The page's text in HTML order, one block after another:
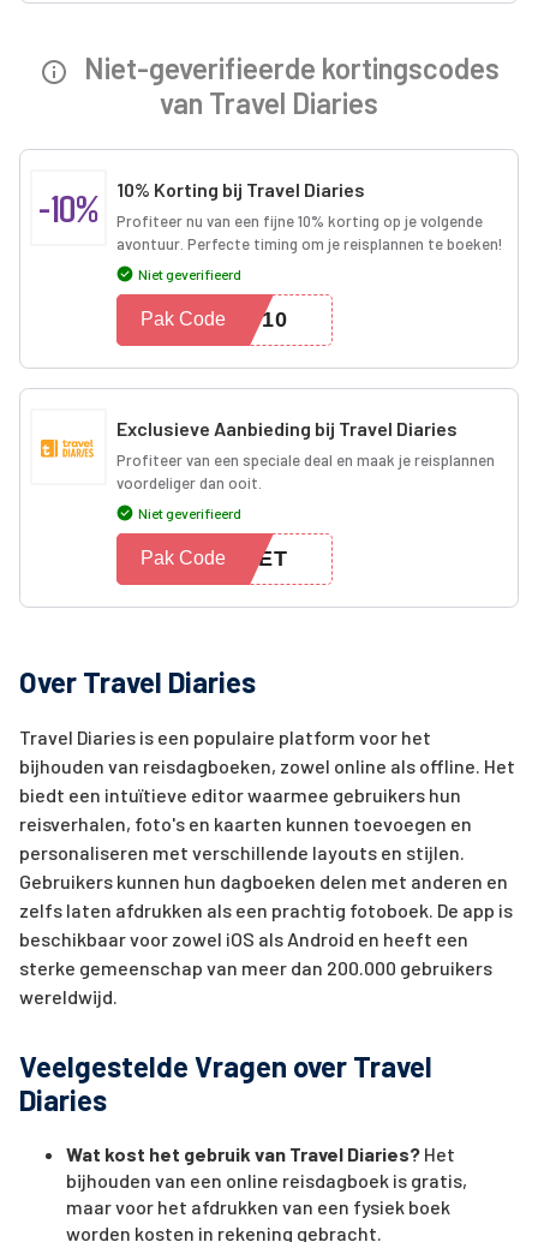
Niet-geverifieerde kortingscodes
van Travel Diaries
-10% 10% Korting bij Travel Diaries
Profiteer nu van een fijne 10% korting op je volgende
avontuur. Perfecte timing om je reisplannen te boeken!
Niet geverifieerd
ES10
Pak Code
Exclusieve Aanbieding bij Travel Diaries
Profiteer van een speciale deal en maak je reisplannen
voordeliger dan ooit.
Niet geverifieerd
EFET
Pak Code
Over Travel Diaries
Travel Diaries is een populaire platform voor het
bijhouden van reisdagboeken, zowel online als offline. Het
biedt een intuïtieve editor waarmee gebruikers hun
reisverhalen, foto's en kaarten kunnen toevoegen en
personaliseren met verschillende layouts en stijlen.
Gebruikers kunnen hun dagboeken delen met anderen en
zelfs laten afdrukken als een prachtig fotoboek. De app is
beschikbaar voor zowel iOS als Android en heeft een
sterke gemeenschap van meer dan 200.000 gebruikers
wereldwijd.
Veelgestelde Vragen over Travel
Diaries
Wat kost het gebruik van Travel Diaries?Het
bijhouden van een online reisdagboek is gratis,
maar voor het afdrukken van een fysiek boek
worden kosten in rekening gebracht.